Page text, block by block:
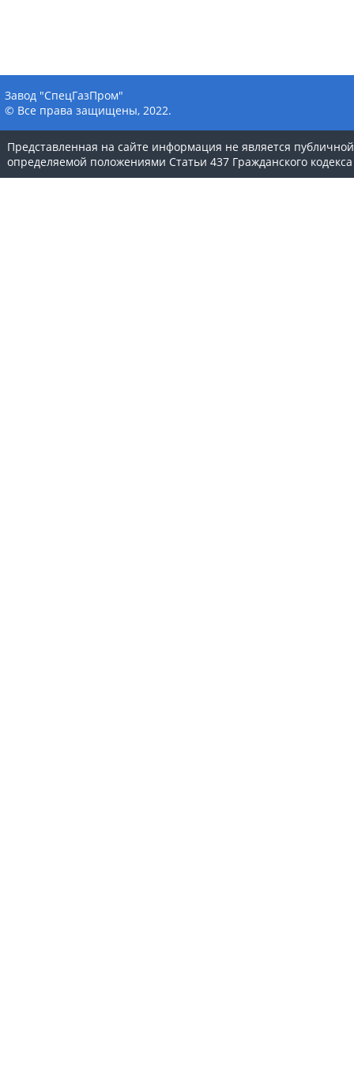
Завод "СпецГазПром"
© Все права защищены, 2022.
Представленная на сайте информация не является
определяемой положениями Статьи 437 Гражданского